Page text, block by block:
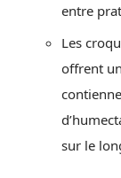
entre
Les
offrent
sur le